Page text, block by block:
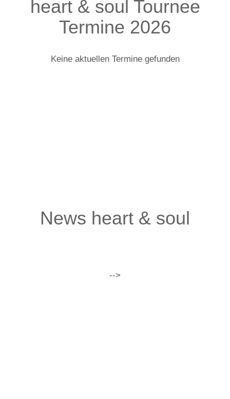
heart & soul Tournee
Termine 2026
Keine aktuellen Termine gefunden
News heart & soul
-->